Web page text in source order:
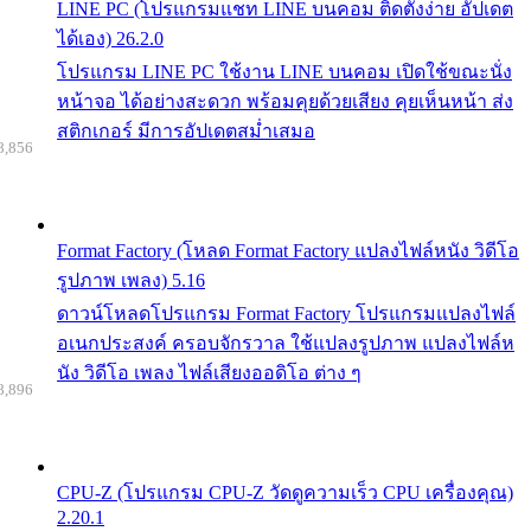
LINE PC (โปรแกรมแชท LINE บนคอม ติดตั้งง่าย อัปเดต
ได้เอง) 26.2.0
โปรแกรม LINE PC ใช้งาน LINE บนคอม เปิดใช้ขณะนั่ง
หน้าจอ ได้อย่างสะดวก พร้อมคุยด้วยเสียง คุยเห็นหน้า ส่ง
สติกเกอร์ มีการอัปเดตสม่ำเสมอ
Format Factory (โหลด Format Factory แปลงไฟล์หนัง วิดีโอ
รูปภาพ เพลง) 5.16
ดาวน์โหลดโปรแกรม Format Factory โปรแกรมแปลงไฟล์
อเนกประสงค์ ครอบจักรวาล ใช้แปลงรูปภาพ แปลงไฟล์ห
นัง วิดีโอ เพลง ไฟล์เสียงออดิโอ ต่าง ๆ
CPU-Z (โปรแกรม CPU-Z วัดดูความเร็ว CPU เครื่องคุณ)
2.20.1